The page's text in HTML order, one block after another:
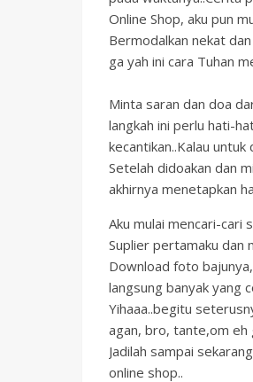
Online Shop, aku pun
Bermodalkan nekat
ga yah ini cara Tuhan
Minta saran dan doa
langkah ini perlu hati-
kecantikan..Kalau
Setelah didoakan dan
akhirnya menetapkan
Aku mulai mencari-cari
Suplier pertamaku dan
Download foto
langsung banyak yang
Yihaaa..begitu
agan, bro, tante,om eh
Jadilah sampai
online shop..